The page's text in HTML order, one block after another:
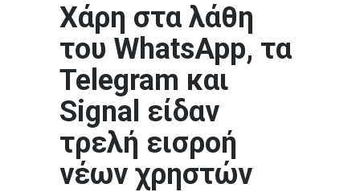
Χάρη στα λάθη
του WhatsApp, τα
Telegram και
Signal είδαν
τρελή εισροή
νέων χρηστών